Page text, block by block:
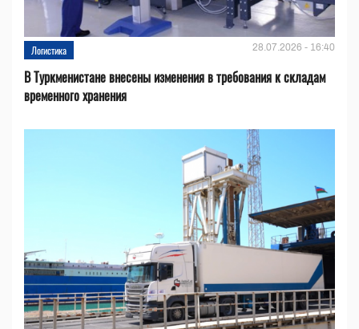
Логистика 28.07.2026 - 16:40
В Туркменистане внесены изменения в требования к складам
временного хранения